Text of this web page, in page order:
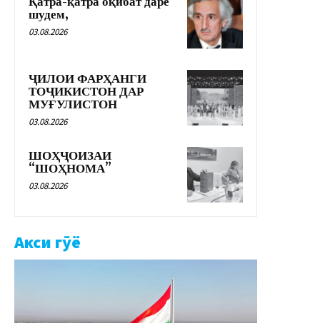
шудем,
03.08.2026
ҶИЛОИ ФАРҲАНГИ
ТОҶИКИСТОН ДАР
МУҒУЛИСТОН
03.08.2026
ШОҲҶОИЗАИ
“ШОҲНОМА”
03.08.2026
Акси гӯё